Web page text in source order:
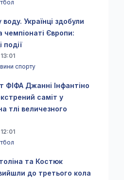
Українці здобули
чемпіонаті Європи:
події
спорту
ФІФА Джанні Інфантіно
саміт у
тлі величезного
та Костюк
до третього кола